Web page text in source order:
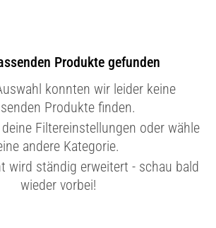
Produkte gefunden
konnten wir leider keine
Produkte finden.
Filtereinstellungen oder wähle
andere Kategorie.
wird ständig erweitert - schau bald
wieder vorbei!